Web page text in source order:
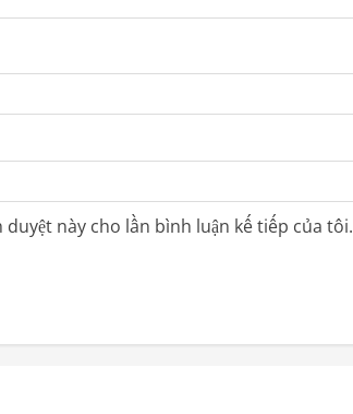
này cho lần bình luận kế tiếp của tôi.